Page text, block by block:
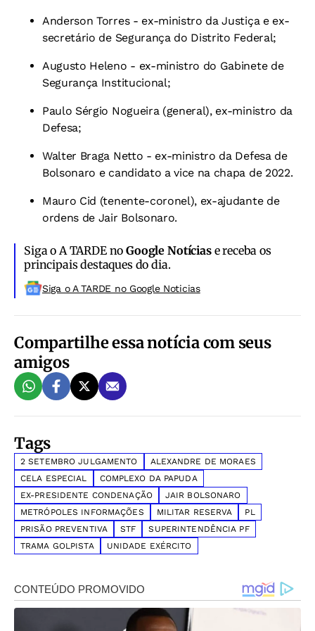
Anderson Torres - ex-ministro da Justiça e ex-
secretário de Segurança do Distrito Federal;
Augusto Heleno - ex-ministro do Gabinete de
Segurança Institucional;
Paulo Sérgio Nogueira (general), ex-ministro da
Defesa;
Walter Braga Netto - ex-ministro da Defesa de
Bolsonaro e candidato a vice na chapa de 2022.
Mauro Cid (tenente-coronel), ex-ajudante de
ordens de Jair Bolsonaro.
Siga o A TARDE noGoogle Notíciase receba os
principais destaques do dia.
Siga o A TARDE no Google Noticias
Compartilhe essa notícia com seus
amigos
Tags
2 SETEMBRO JULGAMENTO
ALEXANDRE DE MORAES
CELA ESPECIAL
COMPLEXO DA PAPUDA
EX-PRESIDENTE CONDENAÇÃO
JAIR BOLSONARO
METRÓPOLES INFORMAÇÕES
MILITAR RESERVA
PL
PRISÃO PREVENTIVA
STF
SUPERINTENDÊNCIA PF
TRAMA GOLPISTA
UNIDADE EXÉRCITO